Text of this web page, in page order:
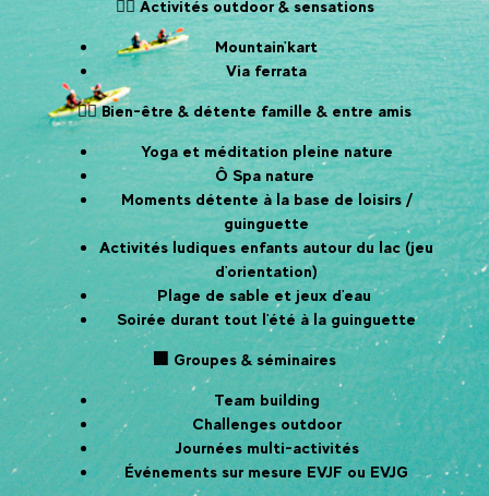
🚵‍♂️ Activités outdoor & sensations
Mountain'kart
Via ferrata
🧘‍♀️ Bien-être & détente famille & entre amis
Yoga et méditation pleine nature
Ô Spa nature
Moments détente à la base de loisirs /
guinguette
Activités ludiques enfants autour du lac (jeu
d'orientation)
Plage de sable et jeux d'eau
Soirée durant tout l'été à la guinguette
🏢 Groupes & séminaires
Team building
Challenges outdoor
Journées multi-activités
Événements sur mesure EVJF ou EVJG